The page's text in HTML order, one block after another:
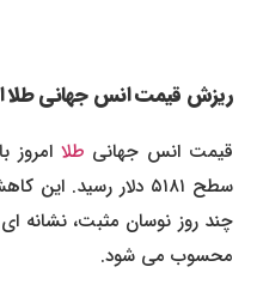
ریزش قیمت انس جهانی طلا
قیمت انس جهانیطلا
سطح ۵۱۸۱ دلار رسید.
چند روز نوسان مثبت، نشانه ای
محسوب می شود.